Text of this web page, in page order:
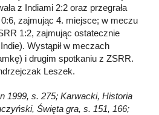
z Indiami 2:2 oraz przegrała
zajmując 4. miejsce; w meczu
1:2, zajmując ostatecznie
Wystąpił w meczach
i drugim spotkaniu z ZSRR.
Leszek.
1999, s. 275; Karwacki, Historia
Święta gra, s. 151, 166;